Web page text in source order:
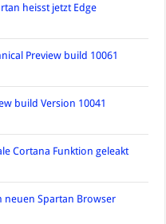
heisst jetzt Edge
Preview build 10061
build Version 10041
Cortana Funktion geleakt
neuen Spartan Browser